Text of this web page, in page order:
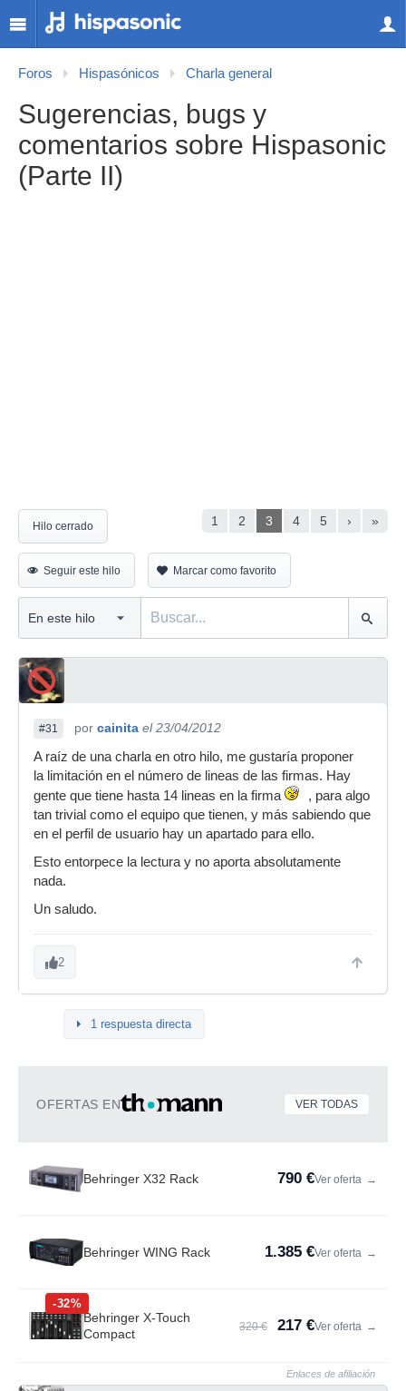
Foros Hispasónicos Charla general
Sugerencias, bugs y
comentarios sobre Hispasonic
(Parte II)
1 2 3 4 5 › »
Hilo cerrado
Seguir este hilo Marcar como favorito
#31 por cainita el 23/04/2012
A raíz de una charla en otro hilo, me gustaría proponer
la limitación en el número de lineas de las firmas. Hay
gente que tiene hasta 14 lineas en la firma
, para algo
tan trivial como el equipo que tienen, y más sabiendo que
en el perfil de usuario hay un apartado para ello.
Esto entorpece la lectura y no aporta absolutamente
nada.
Un saludo.
2
1 respuesta directa
OFERTAS EN VER TODAS
Behringer X32 Rack 790 €Ver oferta →
Behringer WING Rack 1.385 €Ver oferta →
-32%
Behringer X-Touch
Compact
320 € 217 €Ver oferta →
Enlaces de afiliación